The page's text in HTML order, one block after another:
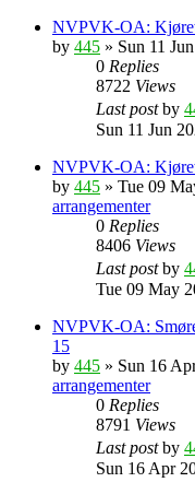
NVPVK-OA:
by 445 » Sun 11
0 Replies
8722 Views
Last postby
Sun 11 Jun
NVPVK-OA:
by 445 » Tue 09
arrangementer
0 Replies
8406 Views
Last postby
Tue 09 May
NVPVK-OA:
15
by 445 » Sun 16
arrangementer
0 Replies
8791 Views
Last postby
Sun 16 Apr